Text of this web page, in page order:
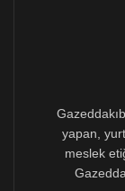
Listen to “Look
yapan,
meslek